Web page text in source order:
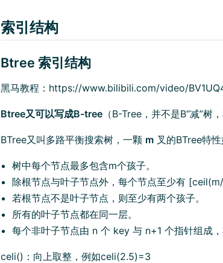
索引结构
Btree 索引结构
黑马教程：https://www.bilibili.com/video/
Btree又可以写成B-tree（B-Tree，并不是B“减”树
BTree又叫多路平衡搜索树，一颗 m叉的BTree特性
树中每个节点最多包含m个孩子。
除根节点与叶子节点外，每个节点至少有 [ceil(m/
若根节点不是叶子节点，则至少有两个孩子。
所有的叶子节点都在同一层。
每个非叶子节点由 n 个 key 与 n+1 个指针组
celi()：向上取整，例如celi(2.5)=3